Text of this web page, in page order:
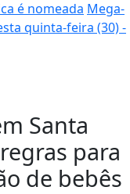
é nomeada Mega-
quinta-feira (30) -
Santa
para
de bebês